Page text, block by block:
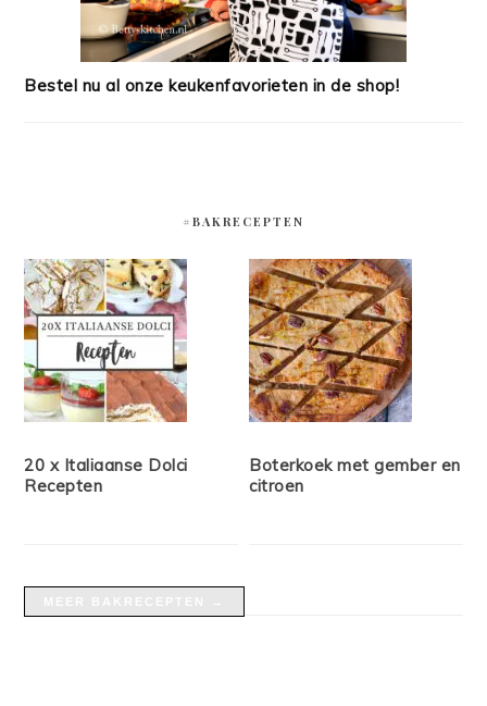
Bestel nu al onze keukenfavorieten in de shop!
#BAKRECEPTEN
20 x Italiaanse Dolci
Recepten
Boterkoek met gember en
citroen